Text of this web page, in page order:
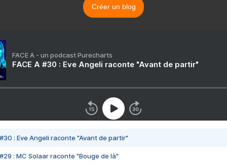
Créer un blog
FACE A - un podcast Purecharts
FACE A #30 : Eve Angeli raconte "Avant de partir"
#30 : Eve Angeli raconte "Avant de partir"
#29 : MC Solaar raconte "Bouge de là"